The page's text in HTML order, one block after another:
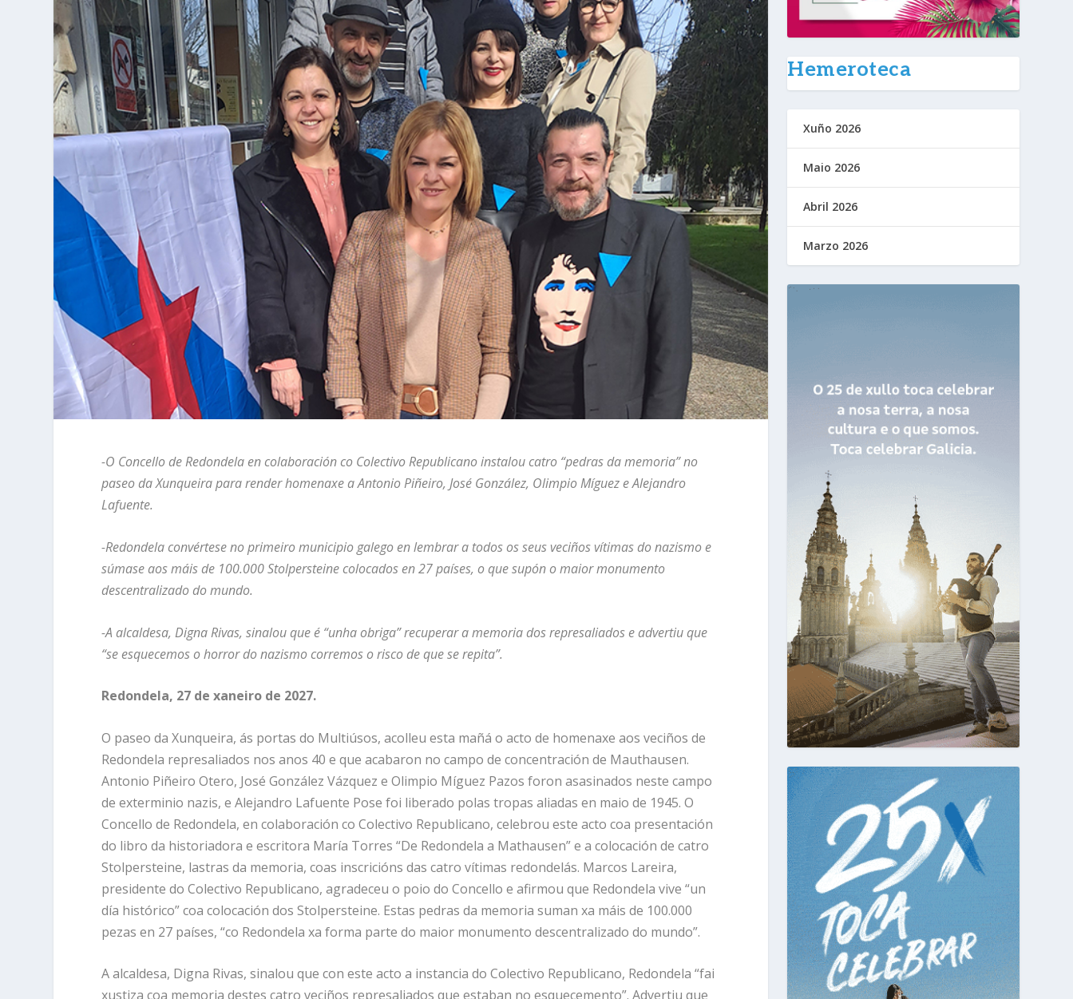
-O Concello de Redondela en colaboración co Colectivo Republicano instalou catro “pedras da memoria” no
paseo da Xunqueira para render homenaxe a Antonio Piñeiro, José González, Olimpio Míguez e Alejandro
Lafuente.
-Redondela convértese no primeiro municipio galego en lembrar a todos os seus veciños vítimas do nazismo e
súmase aos máis de 100.000 Stolpersteine colocados en 27 países, o que supón o maior monumento
descentralizado do mundo.
-A alcaldesa, Digna Rivas, sinalou que é “unha obriga” recuperar a memoria dos represaliados e advertiu que
“se esquecemos o horror do nazismo corremos o risco de que se repita”.
Redondela, 27 de xaneiro de 2027.
O paseo da Xunqueira, ás portas do Multiúsos, acolleu esta mañá o acto de homenaxe aos veciños de
Redondela represaliados nos anos 40 e que acabaron no campo de concentración de Mauthausen.
Antonio Piñeiro Otero, José González Vázquez e Olimpio Míguez Pazos foron asasinados neste campo
de exterminio nazis, e Alejandro Lafuente Pose foi liberado polas tropas aliadas en maio de 1945. O
Concello de Redondela, en colaboración co Colectivo Republicano, celebrou este acto coa presentación
do libro da historiadora e escritora María Torres “De Redondela a Mathausen” e a colocación de catro
Stolpersteine, lastras da memoria, coas inscricións das catro vítimas redondelás. Marcos Lareira,
presidente do Colectivo Republicano, agradeceu o poio do Concello e afirmou que Redondela vive “un
día histórico” coa colocación dos Stolpersteine. Estas pedras da memoria suman xa máis de 100.000
pezas en 27 países, “co Redondela xa forma parte do maior monumento descentralizado do mundo”.
A alcaldesa, Digna Rivas, sinalou que con este acto a instancia do Colectivo Republicano, Redondela “fai
xustiza coa memoria destes catro veciños represaliados que estaban no esquecemento”. Advertiu que
Hemeroteca
Xuño 2026
Maio 2026
Abril 2026
Marzo 2026